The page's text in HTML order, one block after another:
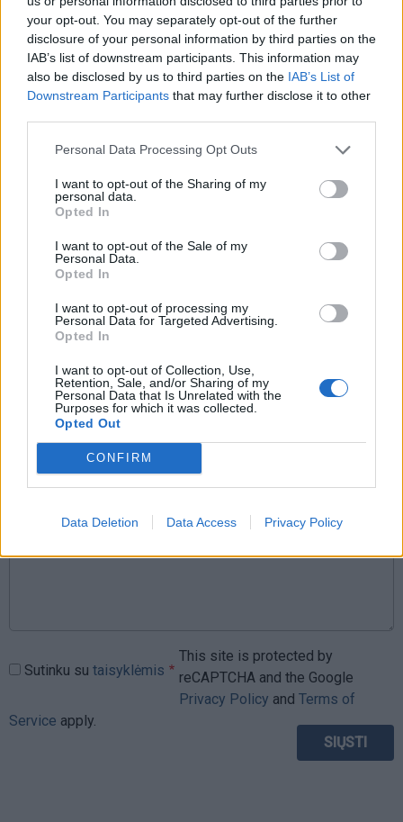
your opt-out. You may separately opt-out of the further
disclosure of your personal information by third parties on the
IAB’s list of downstream participants. This information may
also be disclosed by us to third parties on the IAB’s List of
Downstream Participants that may further disclose it to other
Personal Data Processing Opt Outs
I want to opt-out of the Sharing of my
personal data.
Opted In
I want to opt-out of the Sale of my
Personal Data.
Opted In
I want to opt-out of processing my
Personal Data for Targeted Advertising.
Opted In
I want to opt-out of Collection, Use,
Retention, Sale, and/or Sharing of my
Personal Data that Is Unrelated with the
Purposes for which it was collected.
Opted Out
CONFIRM
Data Deletion Data Access Privacy Policy
Kraupi avarija prie Vilniaus atėmė
tris brangiausius žmones: pranešė,
kaip bus atsisveikinama su
mergaite, jos mama ir močiute
Raktažodžiai vasara
Komentarai
Rašyti komentarą
Jūsų vardas
Sutinku su taisyklėmis
This site is protected by
reCAPTCHA and the Google
Privacy Policy and Terms of
Service apply.